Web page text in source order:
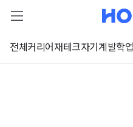
전체 커리어재테크자기계발학업